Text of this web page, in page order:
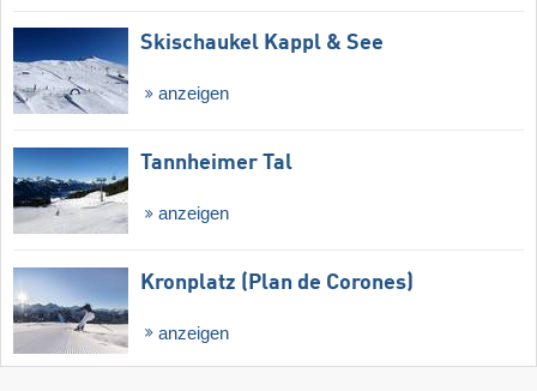
Skischaukel Kappl & See
anzeigen
Tannheimer Tal
anzeigen
Kronplatz (Plan de Corones)
anzeigen